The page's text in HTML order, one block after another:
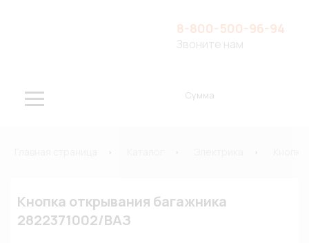
8-800-500-96-94
Звоните нам
Сумма
Кнопка открывания багажника
2822371002/ВАЗ